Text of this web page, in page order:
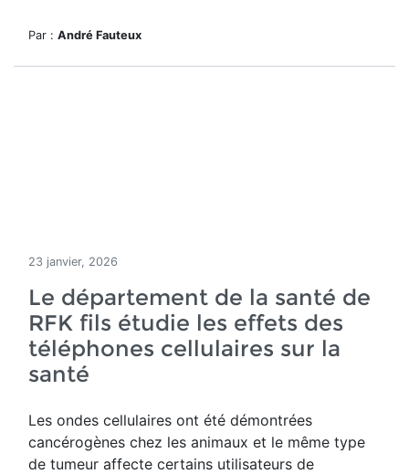
Par : André Fauteux
23 janvier, 2026
Le département de la santé de
RFK fils étudie les effets des
téléphones cellulaires sur la
santé
Les ondes cellulaires ont été démontrées
cancérogènes chez les animaux et le même type
de tumeur affecte certains utilisateurs de